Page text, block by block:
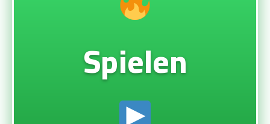
Spielen